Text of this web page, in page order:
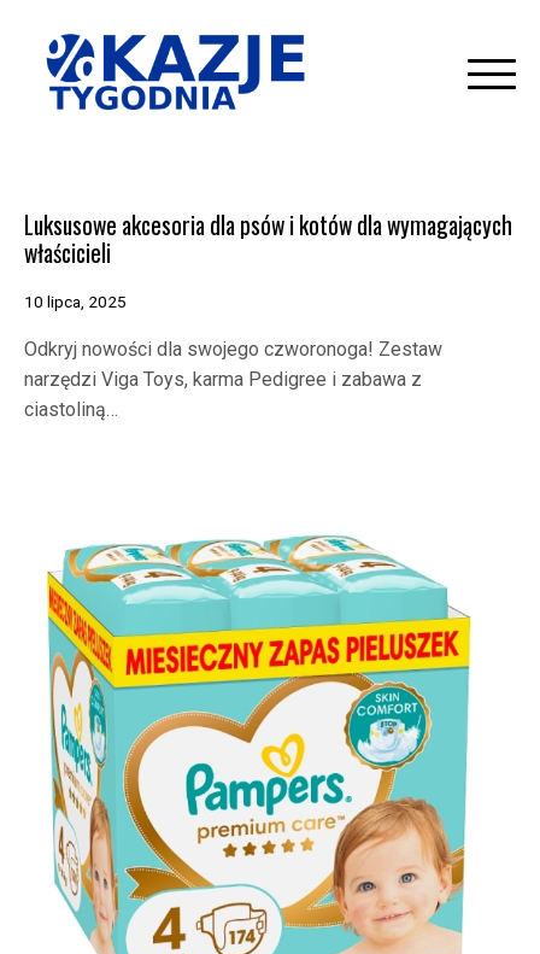
content
Luksusowe akcesoria dla psów i kotów dla wymagających
właścicieli
10 lipca, 2025
Odkryj nowości dla swojego czworonoga! Zestaw
narzędzi Viga Toys, karma Pedigree i zabawa z
ciastoliną…